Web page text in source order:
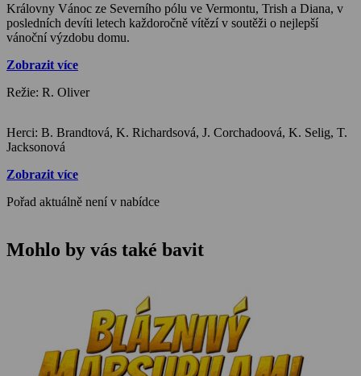
Královny Vánoc ze Severního pólu ve Vermontu, Trish a Diana, v
posledních devíti letech každoročně vítězí v soutěži o nejlepší
vánoční výzdobu domu.
Zobrazit více
Režie: R. Oliver
Herci: B. Brandtová, K. Richardsová, J. Corchadoová, K. Selig, T.
Jacksonová
Zobrazit více
Pořad aktuálně není v nabídce
Mohlo by vás také bavit